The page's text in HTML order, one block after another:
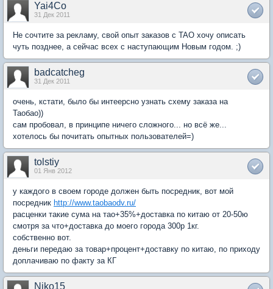
Yai4Co
31 Дек 2011
Не сочтите за рекламу, свой опыт заказов с TAO хочу описать
чуть позднее, а сейчас всех с наступающим Новым годом. ;)
badcatcheg
31 Дек 2011
очень, кстати, было бы интеерсно узнать схему заказа на
Таобао))
сам пробовал, в принципе ничего сложного... но всё же...
хотелось бы почитать опытных пользователей=)
tolstiy
01 Янв 2012
у каждого в своем городе должен быть посредник, вот мой
посредник http://www.taobaodv.ru/
расценки такие сума на тао+35%+доставка по китаю от 20-50ю
смотря за что+доставка до моего города 300р 1кг.
собственно вот.
деньги передаю за товар+процент+доставку по китаю, по приходу
доплачиваю по факту за КГ
Niko15